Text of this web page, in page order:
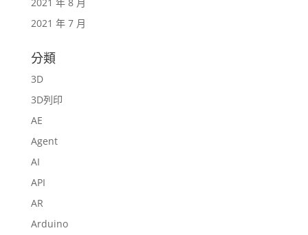
2021 年 7 月
分類
3D
3D列印
AE
Agent
AI
API
AR
Arduino